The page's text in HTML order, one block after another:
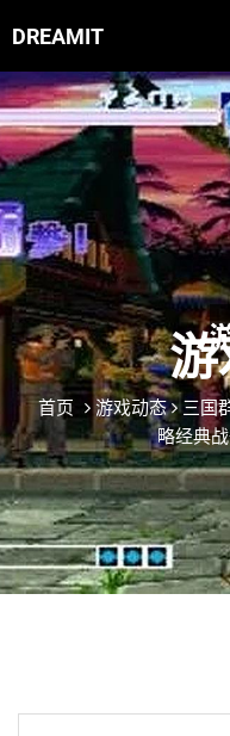
游
首页 游戏动态
三国
略经典